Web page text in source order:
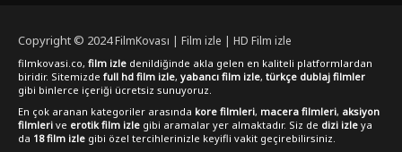
Copyright © 2024FilmKovası | Film izle | HD Film izle
filmkovasi.co, film izle denildiğinde akla gelen en kaliteli platformlardan
biridir. Sitemizde full hd film izle, yabancı film izle, türkçe dublaj filmler
gibi binlerce içeriği ücretsiz sunuyoruz.
En çok aranan kategoriler arasında kore filmleri, macera filmleri, aksiyon
filmleri ve erotik film izle gibi aramalar yer almaktadır. Siz de dizi izle ya
da 18 film izle gibi özel tercihlerinizle keyifli vakit geçirebilirsiniz.